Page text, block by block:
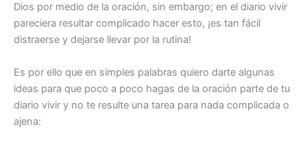
Dios por medio de la oración, sin embargo; en el diario vivir
pareciera resultar complicado hacer esto, ¡es tan fácil
distraerse y dejarse llevar por la rutina!
Es por ello que en simples palabras quiero darte algunas
ideas para que poco a poco hagas de la oración parte de tu
diario vivir y no te resulte una tarea para nada complicada o
ajena: